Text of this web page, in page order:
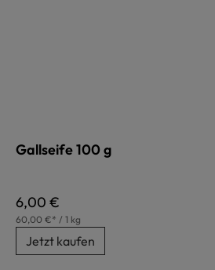
Gallseife 100 g
Regulärer Preis:
6,00 €
60,00 €* / 1 kg
Jetzt kaufen